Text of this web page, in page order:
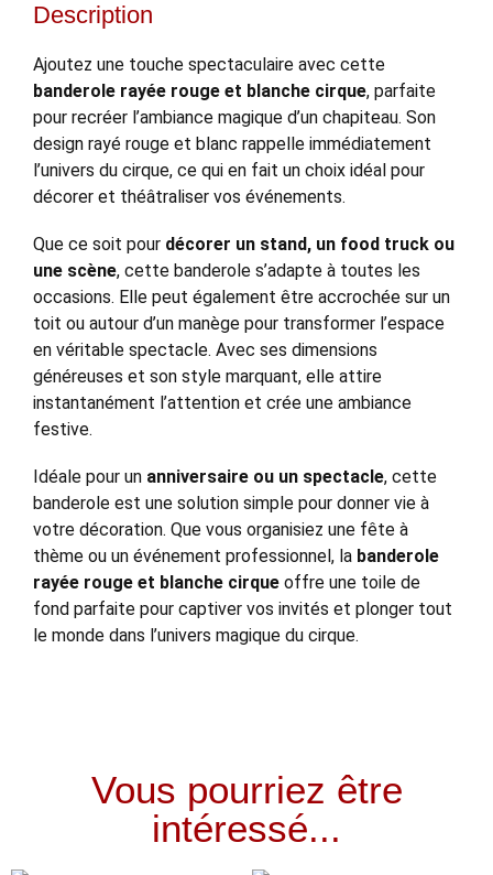
Description
Ajoutez une touche spectaculaire avec cette
banderole rayée rouge et blanche cirque, parfaite
pour recréer l’ambiance magique d’un chapiteau. Son
design rayé rouge et blanc rappelle immédiatement
l’univers du cirque, ce qui en fait un choix idéal pour
décorer et théâtraliser vos événements.
Que ce soit pour décorer un stand, un food truck ou
une scène, cette banderole s’adapte à toutes les
occasions. Elle peut également être accrochée sur un
toit ou autour d’un manège pour transformer l’espace
en véritable spectacle. Avec ses dimensions
généreuses et son style marquant, elle attire
instantanément l’attention et crée une ambiance
festive.
Idéale pour un anniversaire ou un spectacle, cette
banderole est une solution simple pour donner vie à
votre décoration. Que vous organisiez une fête à
thème ou un événement professionnel, la banderole
rayée rouge et blanche cirque offre une toile de
fond parfaite pour captiver vos invités et plonger tout
le monde dans l’univers magique du cirque.
Vous pourriez être
intéressé...